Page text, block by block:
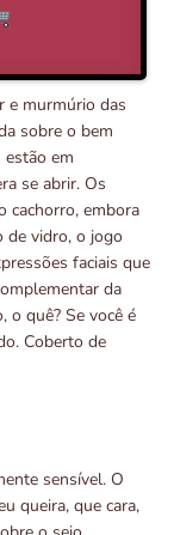
e murmúrio das
sobre o bem
estão em
se abrir. Os
cachorro, embora
de vidro, o jogo
faciais que
da
o quê? Se você é
Coberto de
sensível. O
queira, que cara,